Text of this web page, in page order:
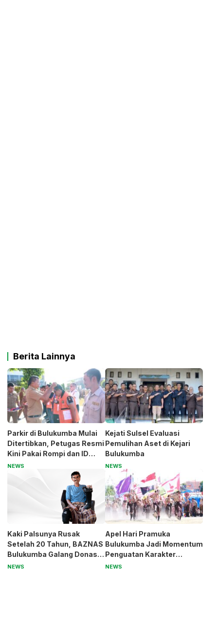
Berita Lainnya
Parkir di Bulukumba Mulai
Ditertibkan, Petugas Resmi
Kini Pakai Rompi dan ID
Card
NEWS
Kejati Sulsel Evaluasi
Pemulihan Aset di Kejari
Bulukumba
NEWS
Kaki Palsunya Rusak
Setelah 20 Tahun, BAZNAS
Bulukumba Galang Donasi
untuk Pak Pardi
NEWS
Apel Hari Pramuka
Bulukumba Jadi Momentum
Penguatan Karakter
Generasi Muda
NEWS